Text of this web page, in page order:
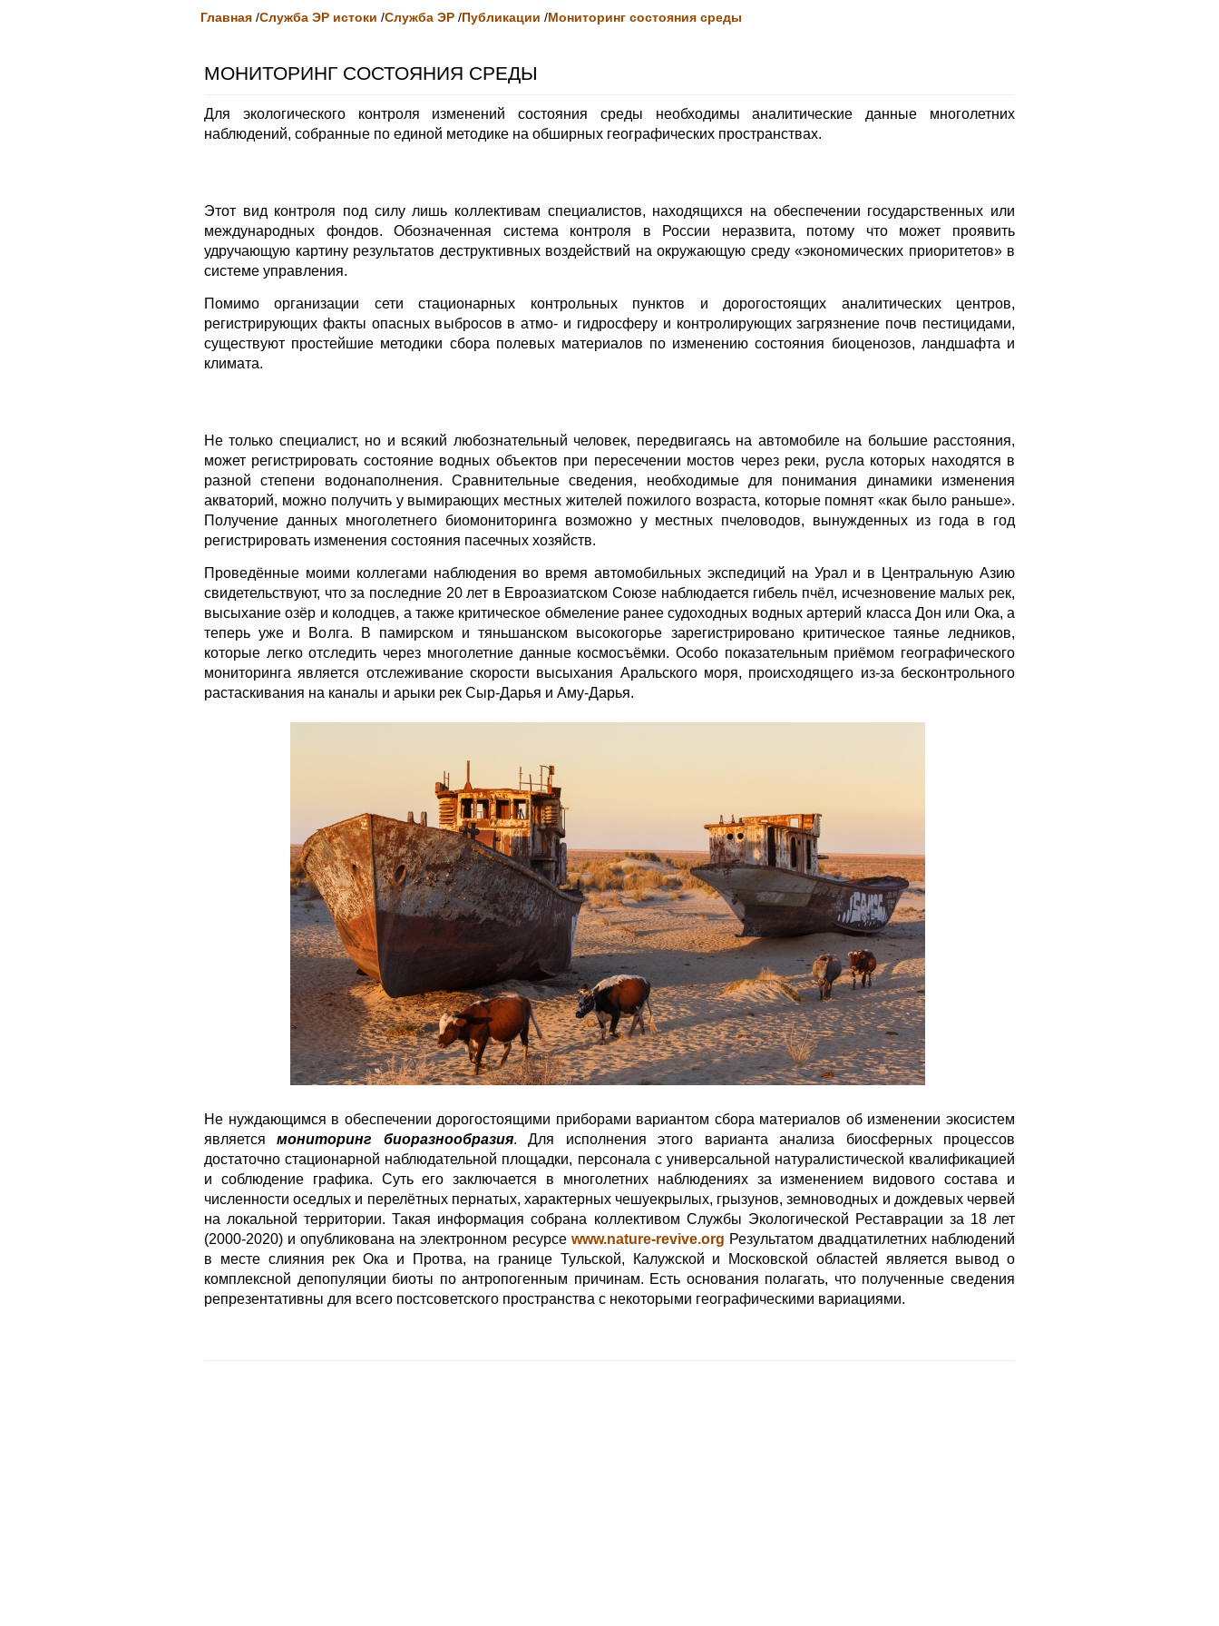
Главная /Служба ЭР истоки /Служба ЭР /Публикации /Мониторинг состояния среды
МОНИТОРИНГ СОСТОЯНИЯ СРЕДЫ
Для экологического контроля изменений состояния среды необходимы аналитические данные многолетних
наблюдений, собранные по единой методике на обширных географических пространствах.
Этот вид контроля под силу лишь коллективам специалистов, находящихся на обеспечении государственных или
международных фондов. Обозначенная система контроля в России неразвита, потому что может проявить
удручающую картину результатов деструктивных воздействий на окружающую среду «экономических приоритетов» в
системе управления.
Помимо организации сети стационарных контрольных пунктов и дорогостоящих аналитических центров,
регистрирующих факты опасных выбросов в атмо- и гидросферу и контролирующих загрязнение почв пестицидами,
существуют простейшие методики сбора полевых материалов по изменению состояния биоценозов, ландшафта и
климата.
Не только специалист, но и всякий любознательный человек, передвигаясь на автомобиле на большие расстояния,
может регистрировать состояние водных объектов при пересечении мостов через реки, русла которых находятся в
разной степени водонаполнения. Сравнительные сведения, необходимые для понимания динамики изменения
акваторий, можно получить у вымирающих местных жителей пожилого возраста, которые помнят «как было раньше».
Получение данных многолетнего биомониторинга возможно у местных пчеловодов, вынужденных из года в год
регистрировать изменения состояния пасечных хозяйств.
Проведённые моими коллегами наблюдения во время автомобильных экспедиций на Урал и в Центральную Азию
свидетельствуют, что за последние 20 лет в Евроазиатском Союзе наблюдается гибель пчёл, исчезновение малых рек,
высыхание озёр и колодцев, а также критическое обмеление ранее судоходных водных артерий класса Дон или Ока, а
теперь уже и Волга. В памирском и тяньшанском высокогорье зарегистрировано критическое таянье ледников,
которые легко отследить через многолетние данные космосъёмки. Особо показательным приёмом географического
мониторинга является отслеживание скорости высыхания Аральского моря, происходящего из-за бесконтрольного
растаскивания на каналы и арыки рек Сыр-Дарья и Аму-Дарья.
Не нуждающимся в обеспечении дорогостоящими приборами вариантом сбора материалов об изменении экосистем
являетсямониторинг биоразнообразия. Для исполнения этого варианта анализа биосферных процессов
достаточно стационарной наблюдательной площадки, персонала с универсальной натуралистической квалификацией
и соблюдение графика. Суть его заключается в многолетних наблюдениях за изменением видового состава и
численности оседлых и перелётных пернатых, характерных чешуекрылых, грызунов, земноводных и дождевых червей
на локальной территории. Такая информация собрана коллективом Службы Экологической Реставрации за 18 лет
(2000-2020) и опубликована на электронном ресурсе www.nature-revive.org Результатом двадцатилетних наблюдений
в месте слияния рек Ока и Протва, на границе Тульской, Калужской и Московской областей является вывод о
комплексной депопуляции биоты по антропогенным причинам. Есть основания полагать, что полученные сведения
репрезентативны для всего постсоветского пространства с некоторыми географическими вариациями.